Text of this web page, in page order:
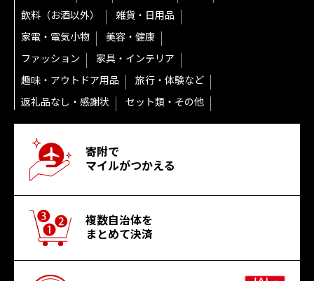
飲料（お酒以外）
雑貨・日用品
家電・電気小物
美容・健康
ファッション
家具・インテリア
趣味・アウトドア用品
旅行・体験など
返礼品なし・感謝状
セット類・その他
寄附で
マイルがつかえる
複数自治体を
まとめて決済